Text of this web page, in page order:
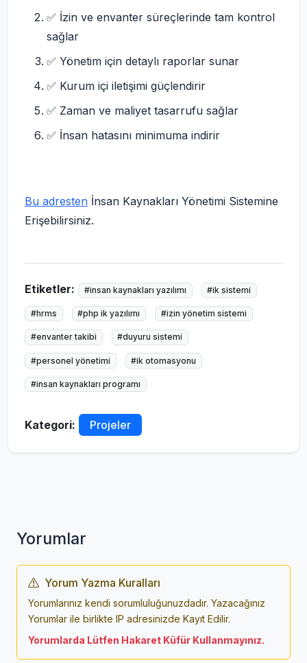
✅ İzin ve envanter süreçlerinde tam kontrol
sağlar
✅ Yönetim için detaylı raporlar sunar
✅ Kurum içi iletişimi güçlendirir
✅ Zaman ve maliyet tasarrufu sağlar
✅ İnsan hatasını minimuma indirir
Bu adresten İnsan Kaynakları Yönetimi Sistemine
Erişebilirsiniz.
Etiketler: #insan kaynakları yazılımı #ik sistemi
#hrms #php ik yazılımı #izin yönetim sistemi
#envanter takibi #duyuru sistemi
#personel yönetimi #ik otomasyonu
#insan kaynakları programı
Kategori: Projeler
Yorumlar
Yorum Yazma Kuralları
Yorumlarınız kendi sorumluluğunuzdadır. Yazacağınız
Yorumlar ile birlikte IP adresinizde Kayıt Edilir.
Yorumlarda Lütfen Hakaret Küfür Kullanmayınız.